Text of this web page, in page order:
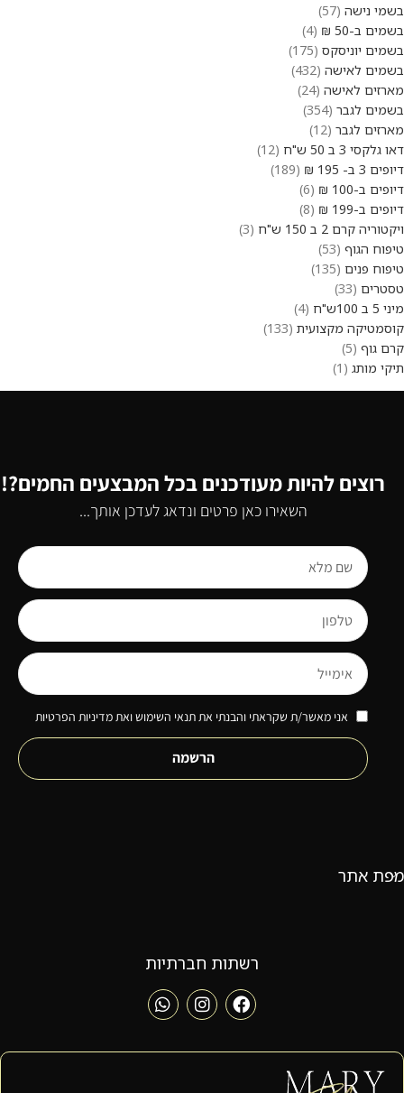
בשמי נישה 57
בשמים ב-50 ₪
4
בשמים יוניסקס 175
בשמים לאישה 432
מארזים לאישה 24
בשמים לגבר 354
מארזים לגבר 12
דאו גלקסי 3 ב 50 ש"ח
12
דיופים 3 ב- 195 ₪
189
דיופים ב-100 ₪
6
דיופים ב-199 ₪
8
ויקטוריה קרם 2 ב 150 ש"ח
3
טיפוח הגוף 53
טיפוח פנים 135
טסטרים 33
מיני 5 ב 100ש"ח
4
קוסמטיקה מקצועית 133
קרם גוף 5
תיקי מותג
1
רוצים להיות מעודכנים בכל המבצעים החמים?!
השאירו כאן פרטים ונדאג לעדכן אותך...
אני מאשר/ת שקראתי והבנתי את תנאי השימוש ואת מדיניות הפרטיות
הרשמה
מפת אתר
רשתות חברתיות